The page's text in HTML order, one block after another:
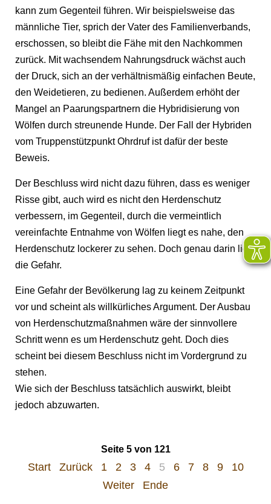
kann zum Gegenteil führen. Wir beispielsweise das
männliche Tier, sprich der Vater des Familienverbands,
erschossen, so bleibt die Fähe mit den Nachkommen
zurück. Mit wachsendem Nahrungsdruck wächst auch
der Druck, sich an der verhältnismäßig einfachen Beute,
den Weidetieren, zu bedienen. Außerdem erhöht der
Mangel an Paarungspartnern die Hybridisierung von
Wölfen durch streunende Hunde. Der Fall der Hybriden
vom Truppenstützpunkt Ohrdruf ist dafür der beste
Beweis.
Der Beschluss wird nicht dazu führen, dass es weniger
Risse gibt, auch wird es nicht den Herdenschutz
verbessern, im Gegenteil, durch die vermeintlich
vereinfachte Entnahme von Wölfen liegt es nahe, den
Herdenschutz lockerer zu sehen. Doch genau darin liegt
die Gefahr.
Eine Gefahr der Bevölkerung lag zu keinem Zeitpunkt
vor und scheint als willkürliches Argument. Der Ausbau
von Herdenschutzmaßnahmen wäre der sinnvollere
Schritt wenn es um Herdenschutz geht. Doch dies
scheint bei diesem Beschluss nicht im Vordergrund zu
stehen.
Wie sich der Beschluss tatsächlich auswirkt, bleibt
jedoch abzuwarten.
Seite 5 von 121
Start Zurück 1 2 3 4 5 6 7 8 9
10
Weiter
Ende